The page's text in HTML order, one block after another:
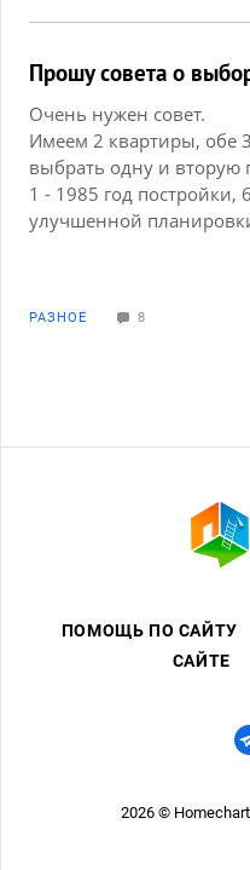
Прошу совета о
Очень нужен совет.
Имеем 2 квартиры, обе
выбрать одну и вторую
1 - 1985 год постройки,
улучшенной
Рядом магазины,
этаж, балкон. Получили
лет (делал муж).
на С-В (кухня и 1
уединенный дворик,
улице. Из минусов:
себя (не устаивают
РАЗНОЕ 8
ПОМОЩЬ ПО САЙТУ
САЙТЕ
2026 ©